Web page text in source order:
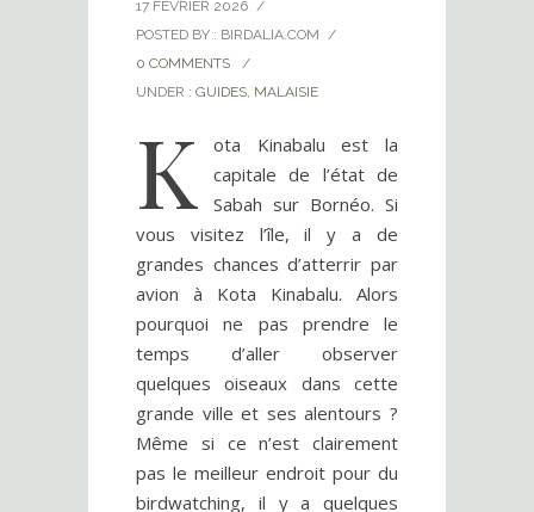
17 FÉVRIER 2026 /
POSTED BY : BIRDALIA.COM /
0 COMMENTS
/
UNDER : GUIDES, MALAISIE
K
ota Kinabalu est la
capitale de l’état de
Sabah sur Bornéo. Si
vous visitez l’île, il y a de
grandes chances d’atterrir par
avion à Kota Kinabalu. Alors
pourquoi ne pas prendre le
temps d’aller observer
quelques oiseaux dans cette
grande ville et ses alentours ?
Même si ce n’est clairement
pas le meilleur endroit pour du
birdwatching, il y a quelques